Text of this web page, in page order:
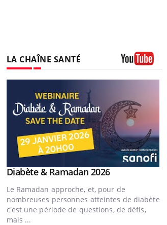
LA CHAÎNE SANTÉ
Youtube
Diabète & Ramadan 2026Youtube
Le Ramadan approche, et, pour de
nombreuses personnes atteintes de diabète,
c'est une période de questions, de défis,
mais ...